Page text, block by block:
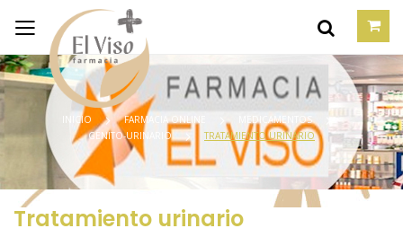
INICIO FARMACIA ONLINE
MEDICAMENTOS
GENITO-URINARIO
TRATAMIENTO URINARIO
Tratamiento urinario